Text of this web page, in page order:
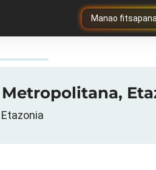
Manao